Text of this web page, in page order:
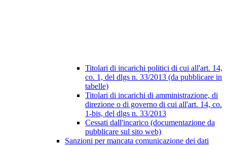
Titolari di incarichi politici di cui all'art. 14,
co. 1, del dlgs n. 33/2013 (da pubblicare in
tabelle)
Titolari di incarichi di amministrazione, di
direzione o di governo di cui all'art. 14, co.
1-bis, del dlgs n. 33/2013
Cessati dall'incarico (documentazione da
pubblicare sul sito web)
Sanzioni per mancata comunicazione dei dati